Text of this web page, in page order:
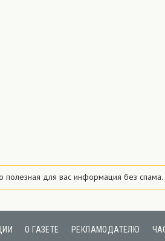
полезная для вас информация без спама.
О ГАЗЕТЕ РЕКЛАМОДАТЕЛЮ